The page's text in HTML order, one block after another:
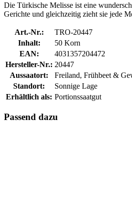
Die Türkische Melisse ist eine
Gerichte und gleichzeitig zieht sie jede
Art.-Nr.:
TRO-20447
Inhalt:
50 Korn
EAN:
4031357204472
Hersteller-Nr.: 20447
Aussaatort:
Freiland, Frühbeet &
Standort:
Sonnige Lage
Erhältlich als: Portionssaatgut
Passend dazu